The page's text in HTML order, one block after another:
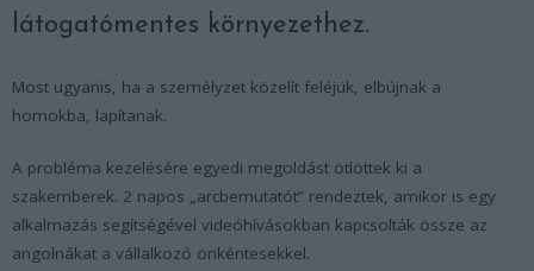
látogatómentes környezethez.
Most ugyanis, ha a személyzet közelít feléjük, elbújnak a
homokba, lapítanak.
A probléma kezelésére egyedi megoldást ötlöttek ki a
szakemberek. 2 napos „arcbemutatót” rendeztek, amikor is egy
alkalmazás segítségével videóhívásokban kapcsolták össze az
angolnákat a vállalkozó önkéntesekkel.